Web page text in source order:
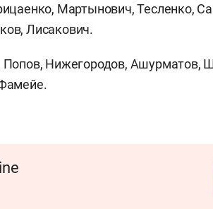
Мартынович, Тесленко,
Лисакович.
Попов, Нижегородов, Ашурматов,